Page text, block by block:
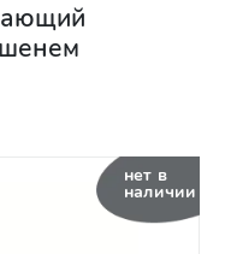
нет в
наличии